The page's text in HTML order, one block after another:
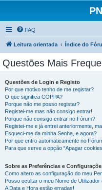
FAQ
Leitura orientada Índice do
Questões Mais
Questões de Login e Registo
Por que motivo tenho de me registar?
O que significa COPPA?
Porque não me posso registar?
Registei-me mas não consigo entrar!
Porque não consigo entrar no Fórum?
Registei-me e já entrei anteriormente,
Esqueci-me da minha Senha, e agora?
Por que entro automaticamente no
Para que serve a opção “Apagar
Sobre as Preferências e
Como altero as configuração do meu
Posso ocultar o meu Nome de
A Data e Hora estão erradas!